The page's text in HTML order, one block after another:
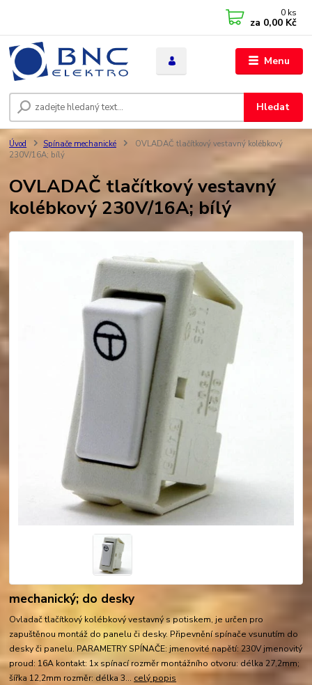
Menu
Hledat
0 ks
za 0,00 Kč
Úvod Spínače mechanické
OVLADAČ tlačítkový vestavný kolébkový
230V/16A; bílý
OVLADAČ tlačítkový vestavný
kolébkový 230V/16A; bílý
mechanický; do desky
Ovladač tlačítkový kolébkový vestavný s potiskem, je určen pro
zapuštěnou montáž do panelu či desky. Připevnění spínače vsunutím do
desky či panelu. PARAMETRY SPÍNAČE: jmenovité napětí: 230V jmenovitý
proud: 16A kontakt: 1x spínací rozměr montážního otvoru: délka 27,2mm;
šířka 12,2mm rozměr: délka 3... celý popis